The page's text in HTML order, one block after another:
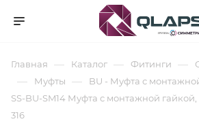
Главная — Каталог — Фитинги —
— Муфты — BU - Муфта с
SS-BU-SM14 Муфта с монтажной
316